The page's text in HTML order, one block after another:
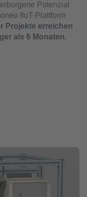
Potenzial
IIoT-Plattform
Projekte erreichen
als 6 Monaten.